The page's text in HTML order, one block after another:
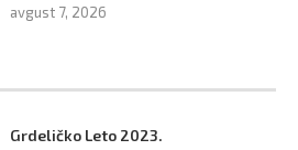
avgust 7, 2026
Grdeličko Leto 2023.